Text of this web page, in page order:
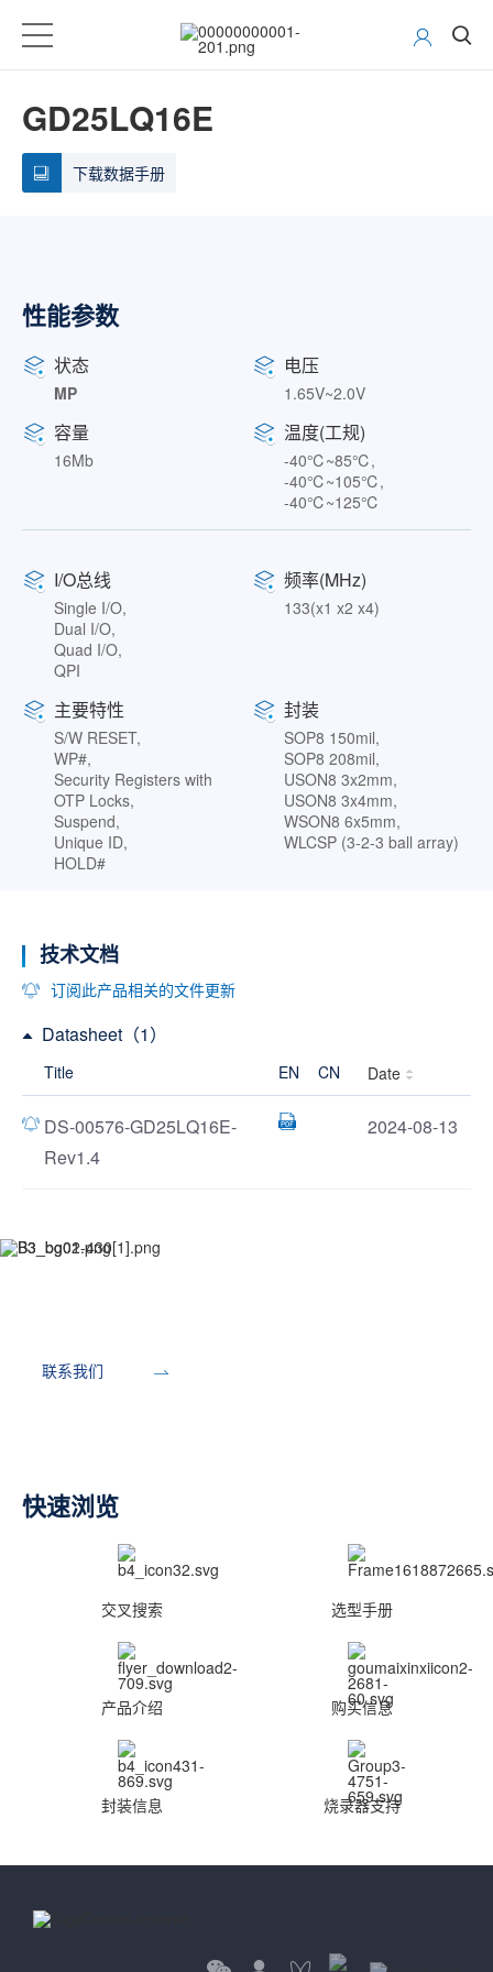
GD25LQ16E
下载数据手册
性能参数
状态
MP
电压
1.65V~2.0V
容量
16Mb
温度(工规)
-40℃~85℃,
-40℃~105℃,
-40℃~125℃
I/O总线
Single I/O,
Dual I/O,
Quad I/O,
QPI
频率(MHz)
133(x1 x2 x4)
主要特性
S/W RESET,
WP#,
Security Registers with
OTP Locks,
Suspend,
Unique ID,
HOLD#
封装
SOP8 150mil,
SOP8 208mil,
USON8 3x2mm,
USON8 3x4mm,
WSON8 6x5mm,
WLCSP (3-2-3 ball array)
技术文档
订阅此产品相关的文件更新
Datasheet（1）
Title EN CN Date
DS-00576-GD25LQ16E-
Rev1.4
2024-08-13
联系我们
快速浏览
交叉搜索 选型手册
产品介绍 购买信息
封装信息 烧录器支持